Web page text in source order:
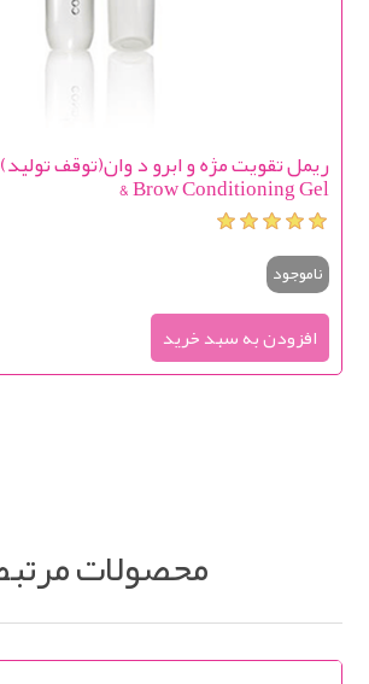
& Brow Conditioning Gel
ناموجود
محصولات